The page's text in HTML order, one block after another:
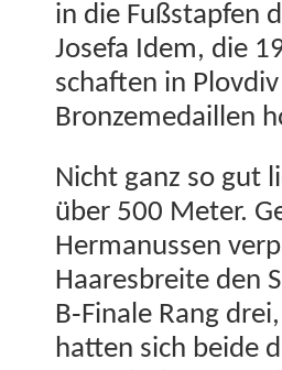
in die Fußstapfen
Jose­fa Idem, die
schaften in
Bronzemedaillen
Nicht ganz so gut
über 500 Meter.
Her­manussen
Haares­bre­ite den
B‑Finale Rang
hat­ten sich bei­de